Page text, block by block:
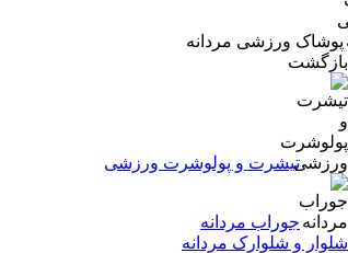
پوشاک ورزشی مردانه
بازگشت
تیشرت و پولوشرت ورزشی
جوراب مردانه
شلوار و شلوارک مردانه